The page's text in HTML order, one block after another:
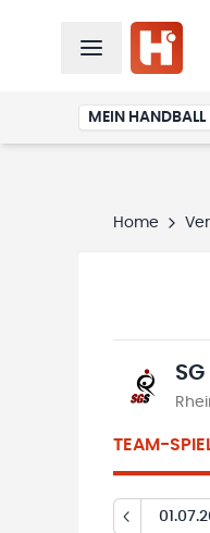
MEIN HANDBALL
Home
TEAM-